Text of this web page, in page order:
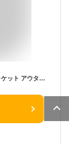
ベンチコート コート ロング丈 冬 雪 撥水 中綿 ジャケット アウター レディース メンズ ユニセックス 男女兼用 お揃い 無地 ゴルフ スポーツ観戦 運動 部活 防寒 雪かき 除雪作業 イベント フード付き ゆったり 大きめ 暖か あったか ロングコート アウトドア 無地 長め